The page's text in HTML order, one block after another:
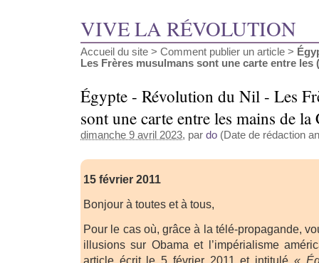
VIVE LA RÉVOLUTION
Accueil du site > Comment publier un article >
Les Frères musulmans sont une carte entre les
Égypte - Révolution du Nil - Les
sont une carte entre les mains de
dimanche 9 avril 2023, par do (Date de rédaction
15 février 2011
Bonjour à toutes et à tous,
Pour le cas où, grâce à la télé-propagande,
illusions sur Obama et l’impérialisme
article écrit le 5 février 2011 et intitulé «